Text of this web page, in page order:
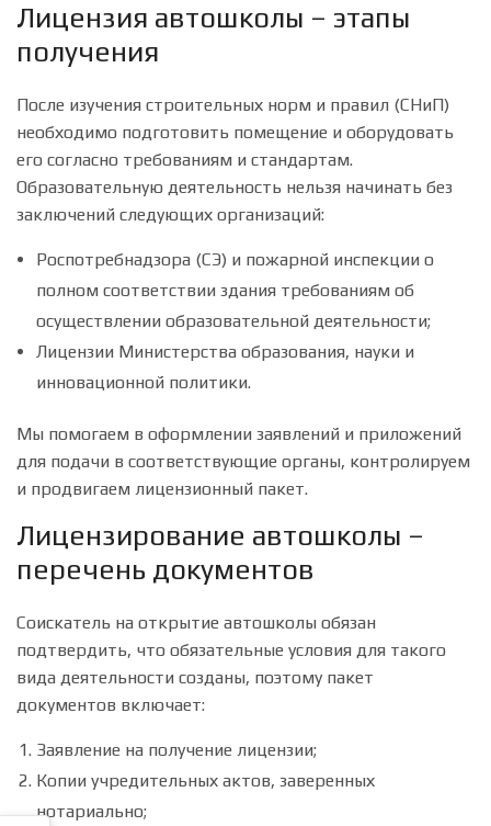
Лицензия автошколы – этапы
получения
После изучения строительных норм и правил (СНиП)
необходимо подготовить помещение и оборудовать
его согласно требованиям и стандартам.
Образовательную деятельность нельзя начинать без
заключений следующих организаций:
Роспотребнадзора (СЭ) и пожарной инспекции о
полном соответствии здания требованиям об
осуществлении образовательной деятельности;
Лицензии Министерства образования, науки и
инновационной политики.
Мы помогаем в оформлении заявлений и приложений
для подачи в соответствующие органы, контролируем
и продвигаем лицензионный пакет.
Лицензирование автошколы –
перечень документов
Соискатель на открытие автошколы обязан
подтвердить, что обязательные условия для такого
вида деятельности созданы, поэтому пакет
документов включает:
Заявление на получение лицензии;
Копии учредительных актов, заверенных
нотариально;